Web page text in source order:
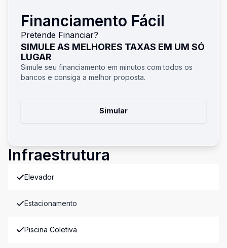
Financiamento Fácil
Pretende Financiar?
SIMULE AS MELHORES TAXAS EM UM SÓ
LUGAR
Simule seu financiamento em minutos com todos os
bancos e consiga a melhor proposta.
Simular
Infraestrutura
Elevador
Estacionamento
Piscina Coletiva